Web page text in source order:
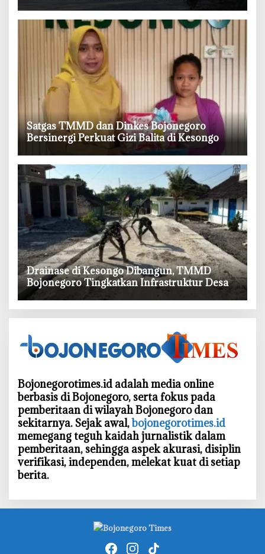
‎Satgas TMMD dan Dinkes Bojonegoro
Bersinergi Perkuat Gizi Balita di Kesongo
‎Drainase di Kesongo Dibangun, TMMD
Bojonegoro Tingkatkan Infrastruktur Desa
Bojonegorotimes.id adalah media online
berbasis di Bojonegoro, serta fokus pada
pemberitaan di wilayah Bojonegoro dan
sekitarnya. Sejak awal,bojonegorotimes.id
memegang teguh kaidah jurnalistik dalam
pemberitaan, sehingga aspek akurasi, disiplin
verifikasi, independen, melekat kuat di setiap
berita.